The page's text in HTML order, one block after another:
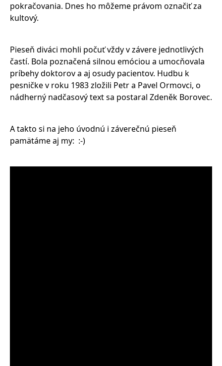
pokračovania. Dnes ho môžeme právom označiť za
kultový.
Pieseň diváci mohli počuť vždy v závere jednotlivých
častí. Bola poznačená silnou emóciou a umocňovala
príbehy doktorov a aj osudy pacientov. Hudbu k
pesničke v roku 1983 zložili Petr a Pavel Ormovci, o
nádherný nadčasový text sa postaral Zdeněk Borovec.
A takto si na jeho úvodnú i záverečnú pieseň
pamätáme aj my: :-)